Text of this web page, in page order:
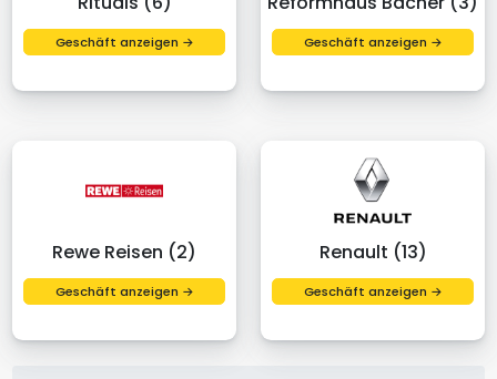
Geschäft anzeigen → Geschäft anzeigen →
Rewe Reisen (2)
Geschäft anzeigen →
Renault (13)
Geschäft anzeigen →